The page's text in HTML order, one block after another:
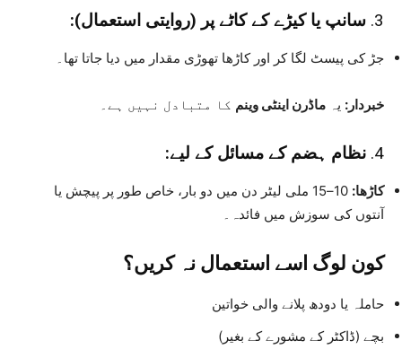
3. سانپ یا کیڑے کے کاٹے پر (روایتی استعمال):
جڑ کی پیسٹ لگا کر اور کاڑھا تھوڑی مقدار میں دیا جاتا تھا۔
خبردار: یہ ماڈرن اینٹی وینم کا متبادل نہیں ہے۔
4. نظام ہضم کے مسائل کے لیے:
کاڑھا:
10–15 ملی لیٹر دن میں دو بار، خاص طور پر پیچش یا
آنتوں کی سوزش میں فائدہ۔
کون لوگ اسے استعمال نہ کریں؟
حاملہ یا دودھ پلانے والی خواتین
بچے (ڈاکٹر کے مشورے کے بغیر)